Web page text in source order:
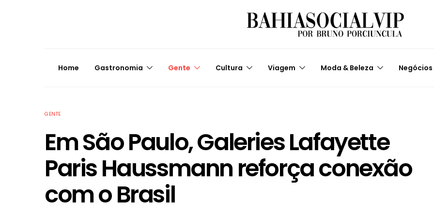
Home Gastronomia Gente Cultura Viagem Moda & Beleza Negócios
GENTE
Em São Paulo, Galeries Lafayette
Paris Haussmann reforça conexão
com o Brasil